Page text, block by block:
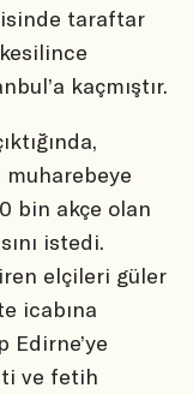
taraftar
kaçmıştır.
bin akçe olan
istedi.
elçileri güler
icabına
Edirne’ye
ve fetih